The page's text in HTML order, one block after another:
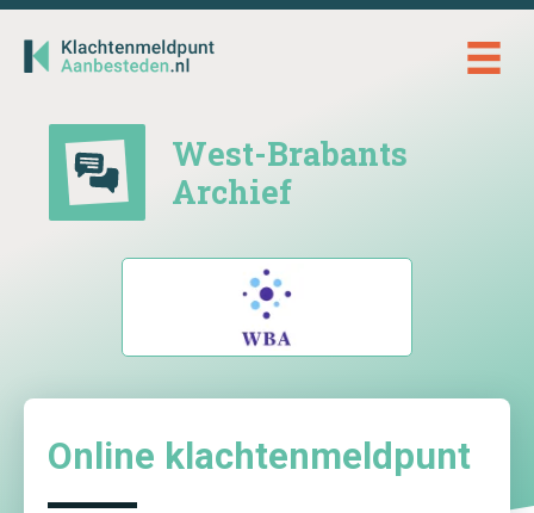
Ga
naar
West-Brabants
Archief
Online klachtenmeldpunt